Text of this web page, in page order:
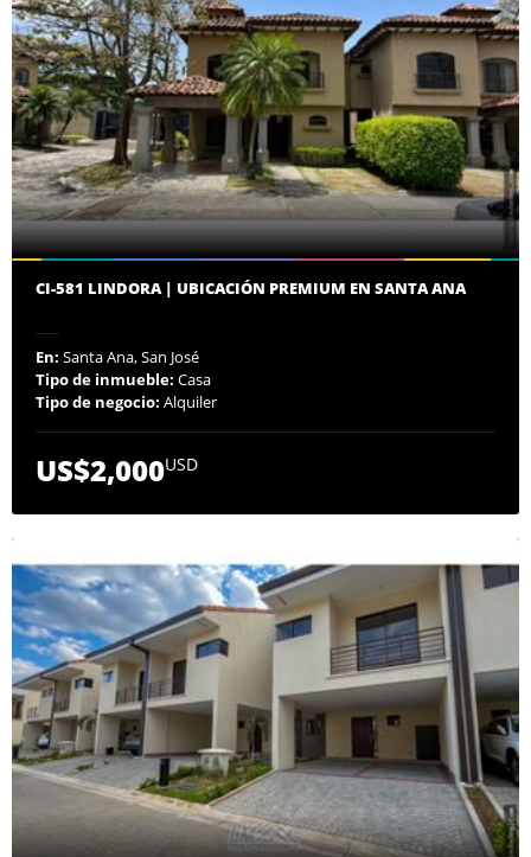
CI-581 LINDORA | UBICACIÓN PREMIUM EN SANTA ANA
En: Santa Ana, San José
Tipo de inmueble: Casa
Tipo de negocio: Alquiler
US$2,000USD